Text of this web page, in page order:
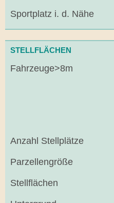
Sportplatz i. d. Nähe
STELLFLÄCHEN
Fahrzeuge>8m
Anzahl Stellplätze
Parzellengröße
Stellflächen